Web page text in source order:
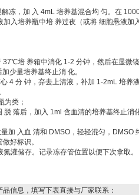
冻，加 入 4mL 培养基混合均 匀。在
入培养瓶中培 养过夜（或将 细胞悬液加
培 养箱中消化 1-2 分钟，然后在显微
少量培养基终止消 化。
4 分 钟，弃去上清液，补加 1-2mL 培养液
为类；
落后，加入 1ml 含血清的培养基终止消
加 入血 清和 DMSO，轻轻混匀，DMSO
好标识。
灌储存。记录冻存管位置以便下次拿取。
信息，填写下表直接与厂家联系：